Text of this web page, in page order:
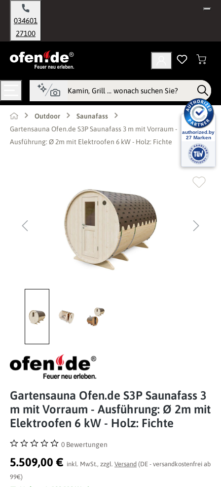
springen
034601
27100
Outdoor
Saunafass
Gartensauna Ofen.de S3P Saunafass 3 m mit Vorraum -
Ausführung: Ø 2m mit Elektroofen 6 kW - Holz: Fichte
Gartensauna Ofen.de S3P Saunafass 3
m mit Vorraum - Ausführung: Ø 2m mit
Elektroofen 6 kW - Holz: Fichte
Durchschnittliche Bewertung von 0 von 5 Sternen
0 Bewertungen
5.509,00 € inkl. MwSt., zzgl. Versand (DE - versandkostenfrei ab
99€)